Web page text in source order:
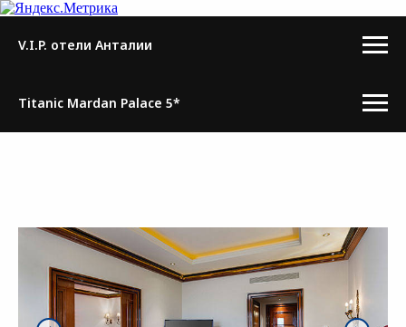
V.I.P. отели Анталии
Titanic Mardan Palace 5*